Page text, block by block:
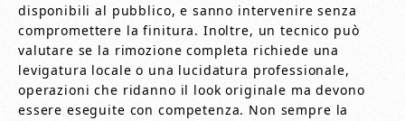
disponibili al pubblico, e sanno intervenire senza
compromettere la finitura. Inoltre, un tecnico può
valutare se la rimozione completa richiede una
levigatura locale o una lucidatura professionale,
operazioni che ridanno il look originale ma devono
essere eseguite con competenza. Non sempre la